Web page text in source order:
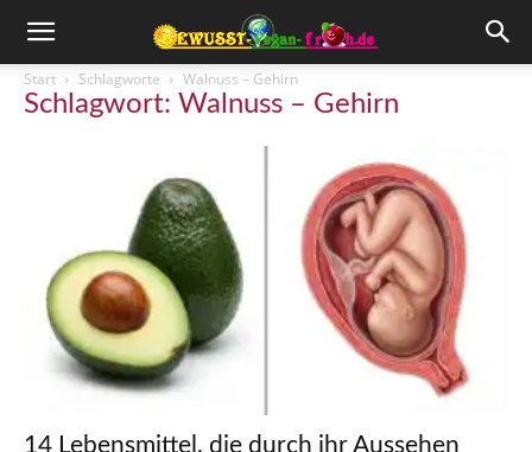
Start Schlagworte Walnuss – Gehirn
Schlagwort: Walnuss – Gehirn
14 Lebensmittel, die durch ihr Aussehen